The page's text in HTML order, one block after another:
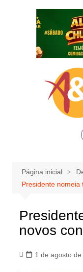
Página inicial
Presidente nomeia
novos
1 de agosto de